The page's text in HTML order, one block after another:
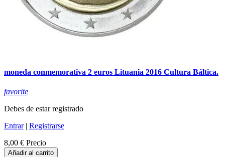
moneda conmemorativa 2 euros Lituania 2016 Cultura Báltica.
favorite
Debes de estar registrado
Entrar| Registrarse
8,00 € Precio
Añadir al carrito